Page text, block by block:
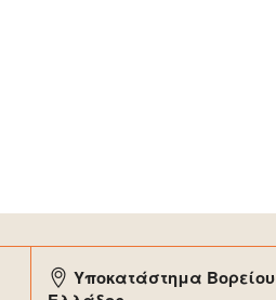
Υποκατάστημα Βορείου